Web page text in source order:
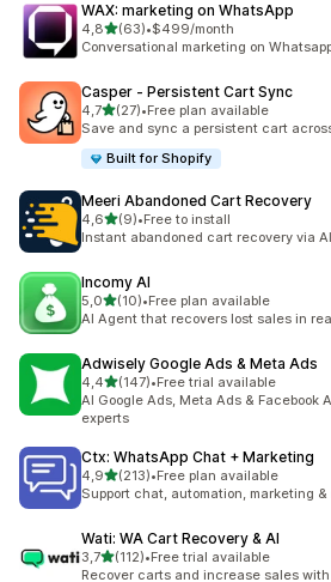
WAX: marketing on WhatsApp
4,8z 5 hvězd
(63)
Celkový počet recenzí: 63
•$499/month
Conversational marketing on
Casper ‑ Persistent Cart Sync
4,7z 5 hvězd
(27)
Celkový počet recenzí: 27
•Free plan available
Save and sync a persistent cart
Built for Shopify
Meeri Abandoned Cart Recovery
4,6z 5 hvězd
(9)
Celkový počet recenzí: 9
•Free to install
Instant abandoned cart recovery via
Incomy AI
5,0z 5 hvězd
(10)
Celkový počet recenzí: 10
•Free plan available
AI Agent that recovers lost sales in
Adwisely Google Ads & Meta Ads
4,4z 5 hvězd
(147)
Celkový počet recenzí: 147
•Free trial available
AI Google Ads, Meta Ads & Facebook
experts
Ctx: WhatsApp Chat + Marketing
4,9z 5 hvězd
(213)
Celkový počet recenzí: 213
•Free plan available
Support chat, automation, marketing &
Wati: WA Cart Recovery & AI
3,7z 5 hvězd
(112)
Celkový počet recenzí: 112
•Free trial available
Recover carts and increase sales